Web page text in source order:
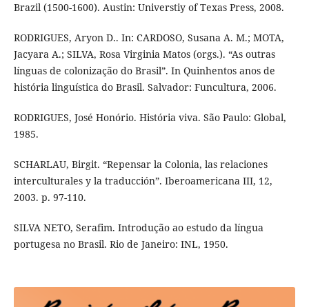
Brazil (1500-1600). Austin: Universtiy of Texas Press, 2008.
RODRIGUES, Aryon D.. In: CARDOSO, Susana A. M.; MOTA,
Jacyara A.; SILVA, Rosa Virginia Matos (orgs.). “As outras
línguas de colonização do Brasil”. In Quinhentos anos de
história linguística do Brasil. Salvador: Funcultura, 2006.
RODRIGUES, José Honório. História viva. São Paulo: Global,
1985.
SCHARLAU, Birgit. “Repensar la Colonia, las relaciones
interculturales y la traducción”. Iberoamericana III, 12,
2003. p. 97-110.
SILVA NETO, Serafim. Introdução ao estudo da língua
portugesa no Brasil. Rio de Janeiro: INL, 1950.